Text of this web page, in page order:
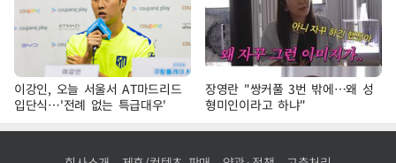
이강인, 오늘 서울서 AT마드리드
입단식…'전례 없는 특급대우'
장영란 "쌍커풀 3번 밖에…왜 성
형미인이라고 하냐"